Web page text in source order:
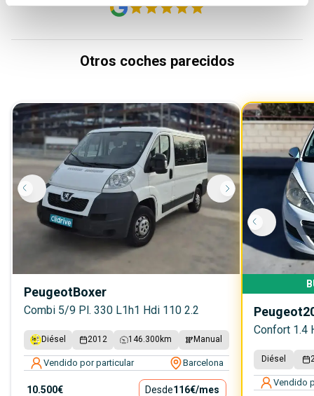
Otros coches parecidos
PeugeotBoxer
Combi 5/9 Pl. 330 L1h1 Hdi 110 2.2
Diésel 2012 146.300 km Manual
Vendido por particular Barcelona
10.500€ Desde116€/mes
Peugeot
Confort 1.4
Diésel
Vendido